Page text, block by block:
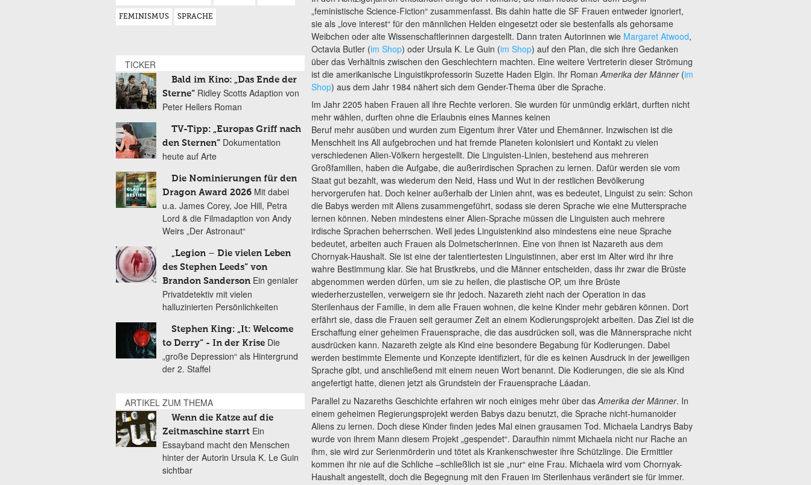
„feministische Science-Fiction“ zusammenfasst. Bis dahin hatte die SF Frauen entweder ignoriert,
sie als „love interest“ für den männlichen Helden eingesetzt oder sie bestenfalls als gehorsame
Weibchen oder alte Wissenschaftlerinnen dargestellt. Dann traten Autorinnen wie Margaret Atwood,
Octavia Butler (im Shop) oder Ursula K. Le Guin (im Shop) auf den Plan, die sich ihre Gedanken
über das Verhältnis zwischen den Geschlechtern machten. Eine weitere Vertreterin dieser Strömung
ist die amerikanische Linguistikprofessorin Suzette Haden Elgin. Ihr Roman Amerika der Männer(im
Shop) aus dem Jahr 1984 nähert sich dem Gender-Thema über die Sprache.
Im Jahr 2205 haben Frauen all ihre Rechte verloren. Sie wurden für unmündig erklärt, durften nicht
mehr wählen, durften ohne die Erlaubnis eines Mannes keinen
Beruf mehr ausüben und wurden zum Eigentum ihrer Väter und Ehemänner. Inzwischen ist die
Menschheit ins All aufgebrochen und hat fremde Planeten kolonisiert und Kontakt zu vielen
verschiedenen Alien-Völkern hergestellt. Die Linguisten-Linien, bestehend aus mehreren
Großfamilien, haben die Aufgabe, die außerirdischen Sprachen zu lernen. Dafür werden sie vom
Staat gut bezahlt, was wiederum den Neid, Hass und Wut in der restlichen Bevölkerung
hervorgerufen hat. Doch keiner außerhalb der Linien ahnt, was es bedeutet, Linguist zu sein: Schon
die Babys werden mit Aliens zusammengeführt, sodass sie deren Sprache wie eine Muttersprache
lernen können. Neben mindestens einer Alien-Sprache müssen die Linguisten auch mehrere
irdische Sprachen beherrschen. Weil jedes Linguistenkind also mindestens eine neue Sprache
bedeutet, arbeiten auch Frauen als Dolmetscherinnen. Eine von ihnen ist Nazareth aus dem
Chornyak-Haushalt. Sie ist eine der talentiertesten Linguistinnen, aber erst im Alter wird ihr ihre
wahre Bestimmung klar. Sie hat Brustkrebs, und die Männer entscheiden, dass ihr zwar die Brüste
abgenommen werden dürfen, um sie zu heilen, die plastische OP, um ihre Brüste
wiederherzustellen, verweigern sie ihr jedoch. Nazareth zieht nach der Operation in das
Sterilenhaus der Familie, in dem alle Frauen wohnen, die keine Kinder mehr gebären können. Dort
erfährt sie, dass die Frauen seit geraumer Zeit an einem Kodierungsprojekt arbeiten. Das Ziel ist die
Erschaffung einer geheimen Frauensprache, die das ausdrücken soll, was die Männersprache nicht
ausdrücken kann. Nazareth zeigte als Kind eine besondere Begabung für Kodierungen. Dabei
werden bestimmte Elemente und Konzepte identifiziert, für die es keinen Ausdruck in der jeweiligen
Sprache gibt, und anschließend mit einem neuen Wort benannt. Die Kodierungen, die sie als Kind
angefertigt hatte, dienen jetzt als Grundstein der Frauensprache Láadan.
Parallel zu Nazareths Geschichte erfahren wir noch einiges mehr über das Amerika der Männer. In
einem geheimen Regierungsprojekt werden Babys dazu benutzt, die Sprache nicht-humanoider
Aliens zu lernen. Doch diese Kinder finden jedes Mal einen grausamen Tod. Michaela Landrys Baby
wurde von ihrem Mann diesem Projekt „gespendet“. Daraufhin nimmt Michaela nicht nur Rache an
ihm, sie wird zur Serienmörderin und tötet als Krankenschwester ihre Schützlinge. Die Ermittler
kommen ihr nie auf die Schliche –schließlich ist sie „nur“ eine Frau. Michaela wird vom Chornyak-
Haushalt angestellt, doch die Begegnung mit den Frauen im Sterilenhaus verändert sie für immer.
FEMINISMUS SPRACHE
TICKER
Bald im Kino: „Das Ende der
Sterne“ Ridley Scotts Adaption von
Peter Hellers Roman
TV-Tipp: „Europas Griff nach
den Sternen“ Dokumentation
heute auf Arte
Die Nominierungen für den
Dragon Award 2026 Mit dabei
u.a. James Corey, Joe Hill, Petra
Lord & die Filmadaption von Andy
Weirs „Der Astronaut“
„Legion – Die vielen Leben
des Stephen Leeds“ von
Brandon Sanderson Ein genialer
Privatdetektiv mit vielen
halluzinierten Persönlichkeiten
Stephen King: „It: Welcome
to Derry“ - In der Krise Die
„große Depression“ als Hintergrund
der 2. Staffel
ARTIKEL ZUM THEMA
Wenn die Katze auf die
Zeitmaschine starrt Ein
Essayband macht den Menschen
hinter der Autorin Ursula K. Le Guin
sichtbar